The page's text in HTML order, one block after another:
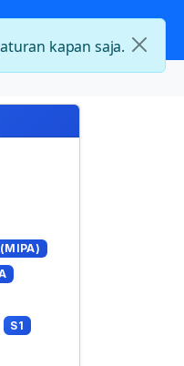
S1
kapan saja.